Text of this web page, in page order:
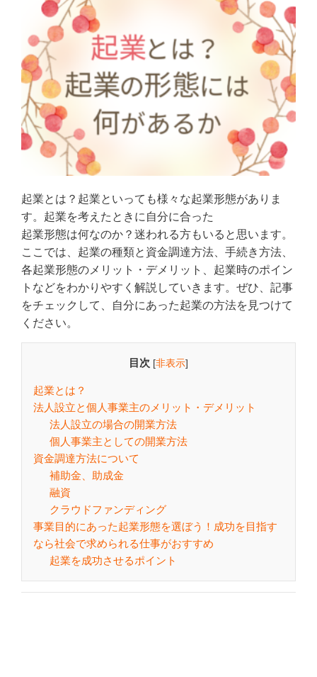
起業とは？起業といっても様々な起業形態がありま
す。起業を考えたときに自分に合った
起業形態は何なのか？迷われる方もいると思います。
ここでは、起業の種類と資金調達方法、手続き方法、
各起業形態のメリット・デメリット、起業時のポイン
トなどをわかりやすく解説していきます。ぜひ、記事
をチェックして、自分にあった起業の方法を見つけて
ください。
目次 [非表示]
起業とは？
法人設立と個人事業主のメリット・デメリット
法人設立の場合の開業方法
個人事業主としての開業方法
資金調達方法について
補助金、助成金
融資
クラウドファンディング
事業目的にあった起業形態を選ぼう！成功を目指す
なら社会で求められる仕事がおすすめ
起業を成功させるポイント